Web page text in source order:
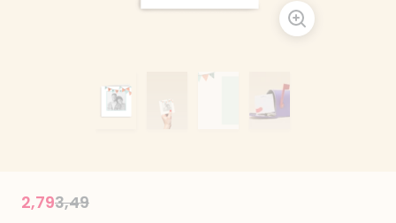
Price reduced from
3,49to
2,79